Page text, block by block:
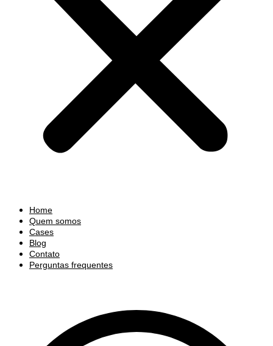
Home
Quem somos
Cases
Blog
Contato
Perguntas frequentes